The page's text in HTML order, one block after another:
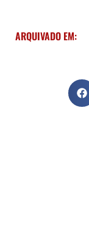
ARQUIVADO EM: